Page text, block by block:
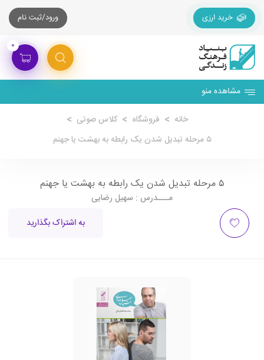
خرید ارزی ورود/ثبت نام
۰
مشاهده منو
خانه فروشگاه
کلاس صوتی
۵ مرحله تبدیل شدن یک رابطه به بهشت یا جهنم
۵ مرحله تبدیل شدن یک رابطه به بهشت یا جهنم
مـــدرس : سهیل رضایی
به اشتراک بگذارید